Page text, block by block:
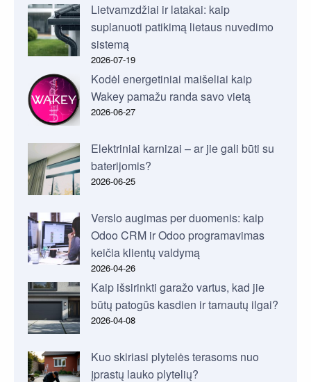
Lietvamzdžiai ir latakai: kaip
suplanuoti patikimą lietaus nuvedimo
sistemą
2026-07-19
Kodėl energetiniai maišeliai kaip
Wakey pamažu randa savo vietą
2026-06-27
Elektriniai karnizai – ar jie gali būti su
baterijomis?
2026-06-25
Verslo augimas per duomenis: kaip
Odoo CRM ir Odoo programavimas
keičia klientų valdymą
2026-04-26
Kaip išsirinkti garažo vartus, kad jie
būtų patogūs kasdien ir tarnautų ilgai?
2026-04-08
Kuo skiriasi plytelės terasoms nuo
įprastų lauko plytelių?